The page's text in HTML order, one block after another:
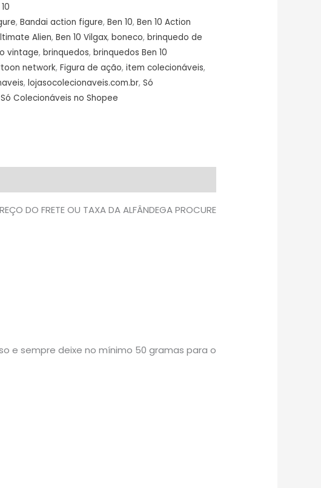
, Bandai action figure, Ben 10, Ben 10 Action
Alien, Ben 10 Vilgax, boneco, brinquedo de
vintage, brinquedos, brinquedos Ben 10
network, Figura de ação, item colecionáveis,
, lojasocolecionaveis.com.br, Só
Só Colecionáveis no Shopee
DO FRETE OU TAXA DA ALFÂNDEGA PROCURE
e sempre deixe no mínimo 50 gramas para o